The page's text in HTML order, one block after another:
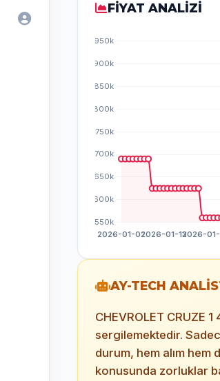
FİYAT ANALİZİ
AY-TECH
CHEVROLET CRUZE
sergilemektedir.
durum, hem alım
konusunda zorluklar